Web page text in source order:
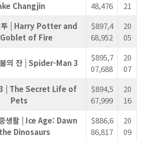
Changjin
48,476
21
투 | Harry Potter and
of Fire
$897,4
68,952
20
05
의 잔 | Spider-Man 3
$895,7
07,688
20
07
3 | The Secret Life of
Pets
$894,5
67,999
20
16
생활 | Ice Age: Dawn
Dinosaurs
$886,6
86,817
20
09